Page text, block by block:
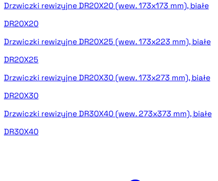
Drzwiczki rewizyjne DR20X20 (wew. 173x173 mm), białe
DR20X20
Drzwiczki rewizyjne DR20X25 (wew. 173x223 mm), białe
DR20X25
Drzwiczki rewizyjne DR20X30 (wew. 173x273 mm), białe
DR20X30
Drzwiczki rewizyjne DR30X40 (wew. 273x373 mm), białe
DR30X40